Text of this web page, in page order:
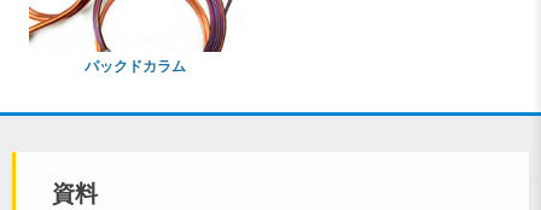
パックドカラム
資料